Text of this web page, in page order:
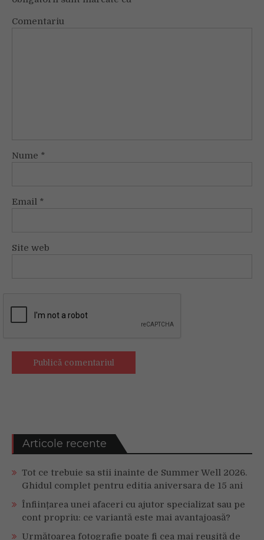
Comentariu
Nume *
Email *
Site web
Articole recente
Tot ce trebuie sa stii inainte de Summer Well 2026.
Ghidul complet pentru editia aniversara de 15 ani
Înființarea unei afaceri cu ajutor specializat sau pe
cont propriu: ce variantă este mai avantajoasă?
Următoarea fotografie poate fi cea mai reușită de